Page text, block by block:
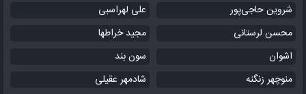
شروین حاجی‌پور
علی لهراسبی
محسن لرستانی
مجید خراطها
اشوان
سون بند
منوچهر زنگنه
شادمهر عقیلی